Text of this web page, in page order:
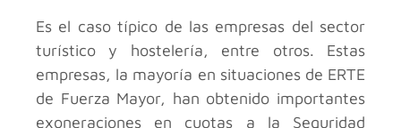
Es el caso típico de las empresas del sector
turístico y hostelería, entre otros. Estas
empresas, la mayoría en situaciones de ERTE
de Fuerza Mayor, han obtenido importantes
exoneraciones en cuotas a la Seguridad